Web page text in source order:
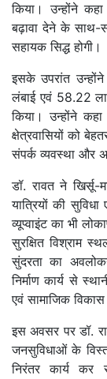
किया। उन्होंने कहा
बढ़ावा देने के साथ-
सहायक सिद्ध होगी।
इसके उपरांत
लंबाई एवं 58.22
किया। उन्होंने
क्षेत्रवासियों को
संपर्क व्यवस्था और
डॉ. रावत ने खिर्सू-
यात्रियों की सुविधा
व्यूप्वाइंट का भी
सुरक्षित विश्राम
सुंदरता का
निर्माण कार्य से
एवं सामाजिक विकास
इस अवसर पर डॉ.
जनसुविधाओं के
निरंतर कार्य कर